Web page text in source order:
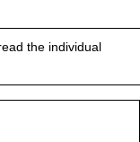
the individual